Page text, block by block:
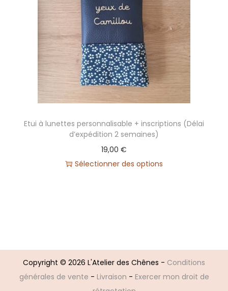
Etui à lunettes personnalisable + inscriptions (Délai
d’expédition 2 semaines)
19,00 €
Sélectionner des options
Copyright © 2026 L'Atelier des Chênes - Conditions
générales de vente - Livraison - Exercer mon droit de